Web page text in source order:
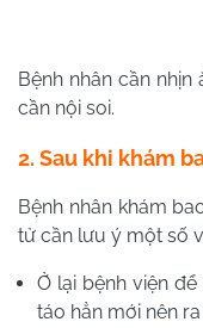
Bệnh nhân cần
cần nội soi.
2. Sau khi khám
Bệnh nhân khám
tử cần lưu ý một số
Ở lại bệnh viện
táo hẳn mới nên ra